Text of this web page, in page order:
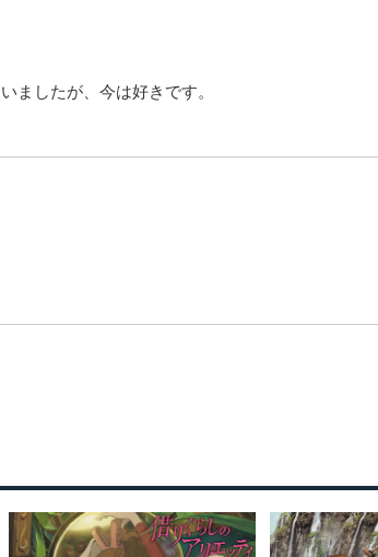
ましたが、今は好きです。